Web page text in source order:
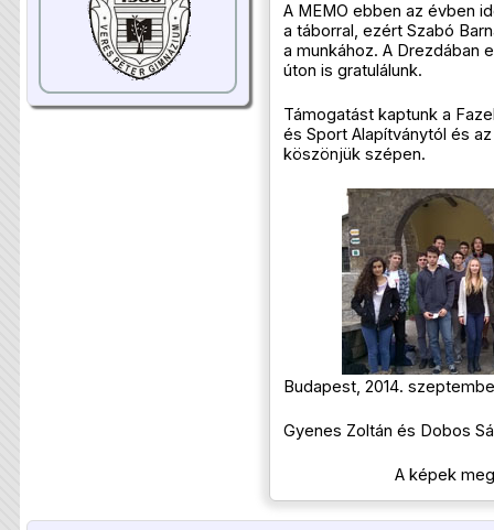
A MEMO ebben az évben
a táborral, ezért Szabó
a munkához. A Drezdában
úton is gratulálunk.
Támogatást kaptunk a
és Sport Alapítványtól és
köszönjük szépen.
Budapest, 2014.
Gyenes Zoltán és Dobos
A képek